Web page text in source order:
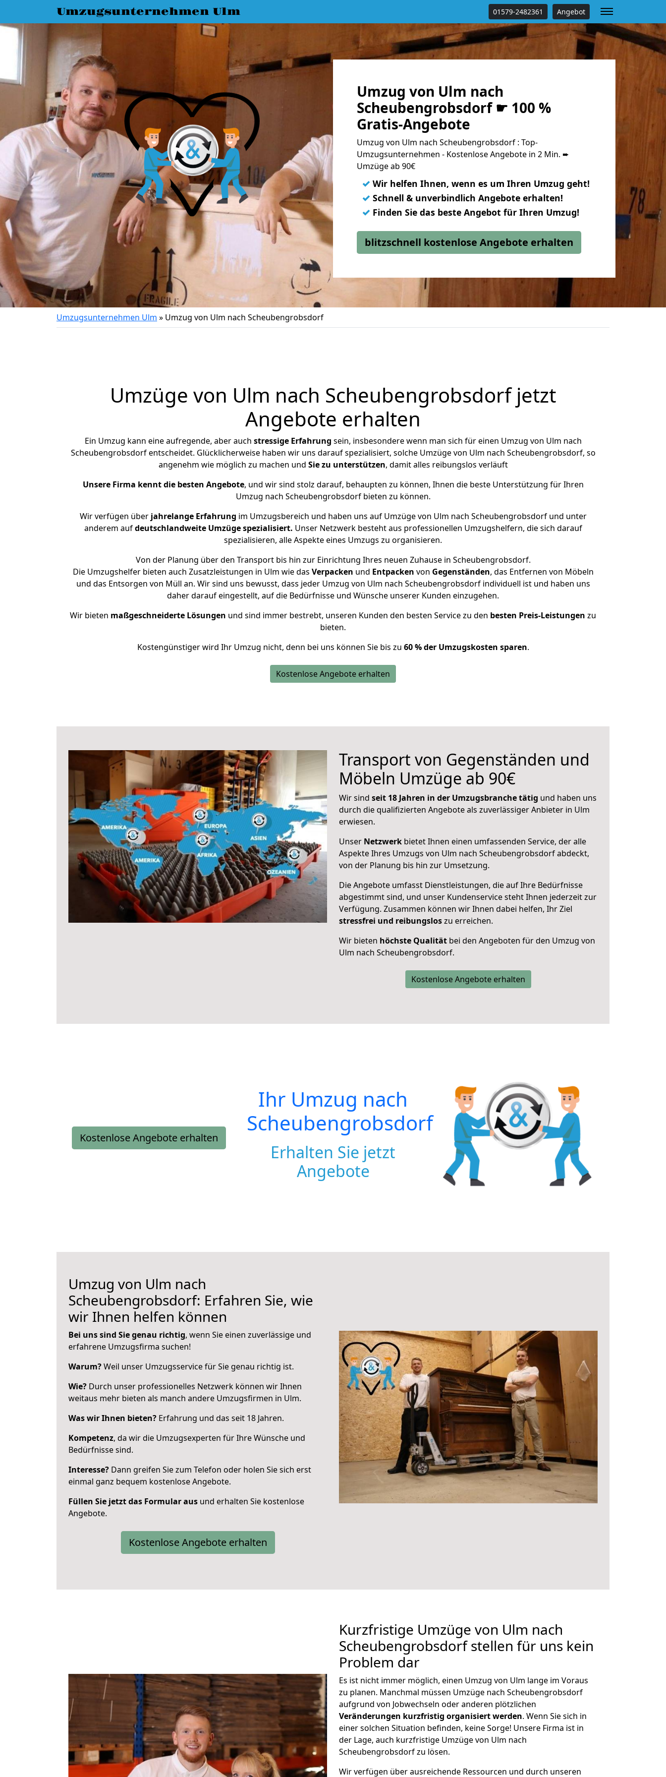
Umzugsunternehmen Ulm 01579-2482361 Angebot
Umzug von Ulm nach
Scheubengrobsdorf ☛ 100 %
Gratis-Angebote
Umzug von Ulm nach Scheubengrobsdorf : Top-
Umzugsunternehmen - Kostenlose Angebote in 2 Min. ➨
Umzüge ab 90€
✓ Wir helfen Ihnen, wenn es um Ihren Umzug geht!
✓ Schnell & unverbindlich Angebote erhalten!
✓ Finden Sie das beste Angebot für Ihren Umzug!
blitzschnell kostenlose Angebote erhalten
Umzugsunternehmen Ulm » Umzug von Ulm nach Scheubengrobsdorf
Umzüge von Ulm nach Scheubengrobsdorf jetzt
Angebote erhalten
Ein Umzug kann eine aufregende, aber auch stressige Erfahrung sein, insbesondere wenn man sich für einen Umzug von Ulm nach
Scheubengrobsdorf entscheidet. Glücklicherweise haben wir uns darauf spezialisiert, solche Umzüge von Ulm nach Scheubengrobsdorf, so
angenehm wie möglich zu machen und Sie zu unterstützen, damit alles reibungslos verläuft
Unsere Firma kennt die besten Angebote, und wir sind stolz darauf, behaupten zu können, Ihnen die beste Unterstützung für Ihren
Umzug nach Scheubengrobsdorf bieten zu können.
Wir verfügen überjahrelange Erfahrung im Umzugsbereich und haben uns auf Umzüge von Ulm nach Scheubengrobsdorf und unter
anderem aufdeutschlandweite Umzüge spezialisiert. Unser Netzwerk besteht aus professionellen Umzugshelfern, die sich darauf
spezialisieren, alle Aspekte eines Umzugs zu organisieren.
Von der Planung über den Transport bis hin zur Einrichtung Ihres neuen Zuhause in Scheubengrobsdorf.
Die Umzugshelfer bieten auch Zusatzleistungen in Ulm wie das Verpacken und Entpacken von Gegenständen, das Entfernen von Möbeln
und das Entsorgen von Müll an. Wir sind uns bewusst, dass jeder Umzug von Ulm nach Scheubengrobsdorf individuell ist und haben uns
daher darauf eingestellt, auf die Bedürfnisse und Wünsche unserer Kunden einzugehen.
Wir bieten maßgeschneiderte Lösungen und sind immer bestrebt, unseren Kunden den besten Service zu den besten Preis-Leistungen zu
bieten.
Kostengünstiger wird Ihr Umzug nicht, denn bei uns können Sie bis zu 60 % der Umzugskosten sparen.
Kostenlose Angebote erhalten
Transport von Gegenständen und
Möbeln Umzüge ab 90€
Wir sind seit 18 Jahren in der Umzugsbranche tätig und haben uns
durch die qualifizierten Angebote als zuverlässiger Anbieter in Ulm
erwiesen.
Unser Netzwerk bietet Ihnen einen umfassenden Service, der alle
Aspekte Ihres Umzugs von Ulm nach Scheubengrobsdorf abdeckt,
von der Planung bis hin zur Umsetzung.
Die Angebote umfasst Dienstleistungen, die auf Ihre Bedürfnisse
abgestimmt sind, und unser Kundenservice steht Ihnen jederzeit zur
Verfügung. Zusammen können wir Ihnen dabei helfen, Ihr Ziel
stressfrei und reibungsloszu erreichen.
Wir bieten höchste Qualität bei den Angeboten für den Umzug von
Ulm nach Scheubengrobsdorf.
Kostenlose Angebote erhalten
Kostenlose Angebote erhalten
Ihr Umzug nach
Scheubengrobsdorf
Erhalten Sie jetzt
Angebote
Umzug von Ulm nach
Scheubengrobsdorf: Erfahren Sie, wie
wir Ihnen helfen können
Bei uns sind Sie genau richtig, wenn Sie einen zuverlässige und
erfahrene Umzugsfirma suchen!
Warum?Weil unser Umzugsservice für Sie genau richtig ist.
Wie? Durch unser professionelles Netzwerk können wir Ihnen
weitaus mehr bieten als manch andere Umzugsfirmen in Ulm.
Was wir Ihnen bieten? Erfahrung und das seit 18 Jahren.
Kompetenz, da wir die Umzugsexperten für Ihre Wünsche und
Bedürfnisse sind.
Interesse? Dann greifen Sie zum Telefon oder holen Sie sich erst
einmal ganz bequem kostenlose Angebote.
Füllen Sie jetzt das Formular aus und erhalten Sie kostenlose
Angebote.
Kostenlose Angebote erhalten
Kurzfristige Umzüge von Ulm nach
Scheubengrobsdorf stellen für uns kein
Problem dar
Es ist nicht immer möglich, einen Umzug von Ulm lange im Voraus
zu planen. Manchmal müssen Umzüge nach Scheubengrobsdorf
aufgrund von Jobwechseln oder anderen plötzlichen
Veränderungen kurzfristig organisiert werden. Wenn Sie sich in
einer solchen Situation befinden, keine Sorge! Unsere Firma ist in
der Lage, auch kurzfristige Umzüge von Ulm nach
Scheubengrobsdorf zu lösen.
Wir verfügen über ausreichende Ressourcen und durch unseren